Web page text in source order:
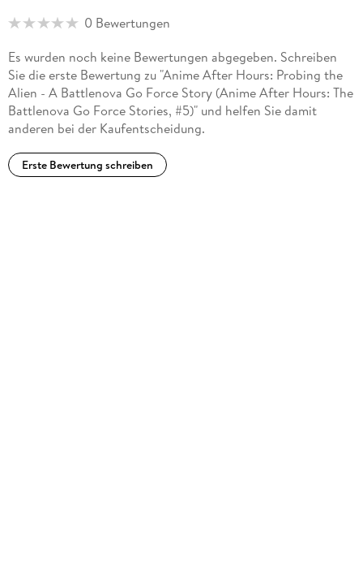
0 Bewertungen
Es wurden noch keine Bewertungen abgegeben. Schreiben
Sie die erste Bewertung zu "Anime After Hours: Probing the
Alien - A Battlenova Go Force Story (Anime After Hours: The
Battlenova Go Force Stories, #5)" und helfen Sie damit
anderen bei der Kaufentscheidung.
Erste Bewertung schreiben